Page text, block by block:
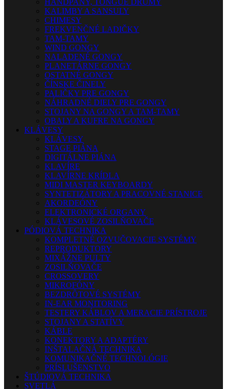
HANDPANY, TONGUE DRUMY
KALIMBY A SANSULY
CHIMESY
FREKVENČNÉ LADIČKY
TAM-TAMY
WIND GONGY
NALADENÉ GONGY
PLANETÁRNE GONGY
OSTATNÉ GONGY
ČÍNSKE ČINELY
PALIČKY PRE GONGY
NÁHRADNÉ DIELY PRE GONGY
STOJANY NA GONGY A TAM-TAMY
OBALY A KUFRE NA GONGY
KLÁVESY
KLÁVESY
STAGE PIÁNA
DIGITÁLNE PIÁNA
KLAVÍRE
KLAVÍRNE KRÍDLA
MIDI MASTER KEYBOARDY
SYNTETIZÁTORY A PRACOVNÉ STANICE
AKORDEÓNY
ELEKTRONICKÉ ORGANY
KLÁVESOVÉ ZOSILŇOVAČE
PÓDIOVÁ TECHNIKA
KOMPLETNÉ OZVUČOVACIE SYSTÉMY
REPRODUKTORY
MIXÁŽNE PULTY
ZOSILŇOVAČE
CROSSOVERY
MIKROFÓNY
BEZDRÔTOVÉ SYSTÉMY
IN-EAR MONITORING
TESTERY KÁBLOV A MERACIE PRÍSTROJE
STOJANY A STATÍVY
KÁBLE
KONEKTORY A ADAPTÉRY
INŠTALAČNÁ TECHNIKA
KOMUNIKAČNÉ TECHNOLÓGIE
PRÍSLUŠENSTVO
ŠTÚDIOVÁ TECHNIKA
SVETLÁ